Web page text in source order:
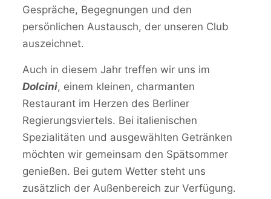
Gespräche, Begegnungen und den
persönlichen Austausch, der unseren Club
auszeichnet.
Auch in diesem Jahr treffen wir uns im
Dolcini, einem kleinen, charmanten
Restaurant im Herzen des Berliner
Regierungsviertels. Bei italienischen
Spezialitäten und ausgewählten Getränken
möchten wir gemeinsam den Spätsommer
genießen. Bei gutem Wetter steht uns
zusätzlich der Außenbereich zur Verfügung.